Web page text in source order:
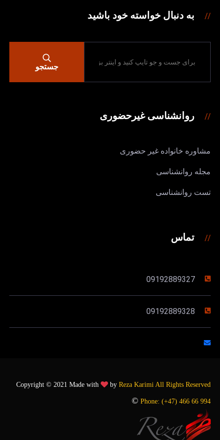
به دنبال خواسته خود باشید
جستجو
روانشناسی غیرحضوری
مشاوره خانواده غیر حضوری
مجله روانشناسی
تست روانشناسی
تماس
09192889327
09192889328
Copyright © 2021 Made with by Reza KarimiAll Rights Reserved
Phone: (+47) 466 66 994
©